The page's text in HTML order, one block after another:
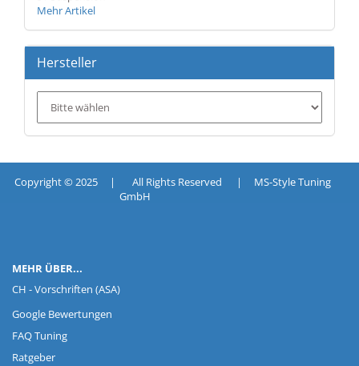
Mehr Artikel
Hersteller
Copyright © 2025 | All Rights Reserved | MS-Style Tuning
GmbH
MEHR ÜBER...
CH - Vorschriften (ASA)
Google Bewertungen
FAQ Tuning
Ratgeber